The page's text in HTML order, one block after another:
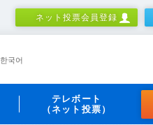
ネット投票会員登録
한국어
テレボート
（ネット投票）